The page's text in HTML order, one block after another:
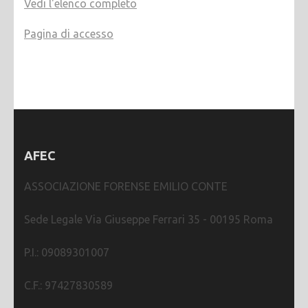
Vedi l'elenco completo
Pagina di accesso
AFEC
ASSOCIAZIONE FORENSE EMILIO CONTE
Sede Legale Via Giuseppe Ferrari 35 - 00195 Roma
P.I.: 09089301007
C.F.: 97427830589